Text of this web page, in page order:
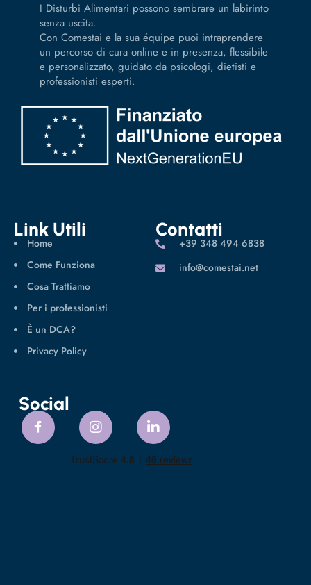
I Disturbi Alimentari possono sembrare un labirinto
senza uscita.
Con Comestai e la sua équipe puoi intraprendere
un percorso di cura online e in presenza, flessibile
e personalizzato, guidato da psicologi, dietisti e
professionisti esperti.
Link Utili
Home
Come Funziona
Cosa Trattiamo
Per i professionisti
È un DCA?
Privacy Policy
Contatti
‪+39 348 494 6838
info@comestai.net
Social